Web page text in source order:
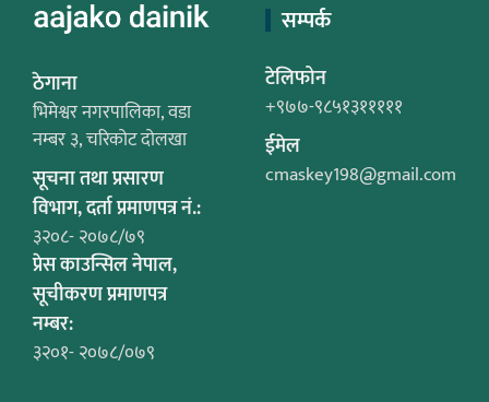
ठेगाना
भिमेश्वर नगरपालिका, वडा
नम्बर ३, चरिकोट दोलखा
सूचना तथा प्रसारण
विभाग, दर्ता प्रमाणपत्र नं.:
३२०८- २०७८/७९
प्रेस काउन्सिल नेपाल,
सूचीकरण प्रमाणपत्र
नम्बर:
३२०१- २०७८/०७९
सम्पर्क
टेलिफोन
+९७७-९८५१३१११११
ईमेल
cmaskey198@gmail.com